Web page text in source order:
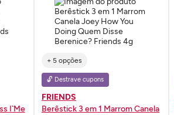
I`Me
+ 5 opções
🔓 Destrave cupons
FRIENDS
Berêstick 3 em 1 Marrom Canela